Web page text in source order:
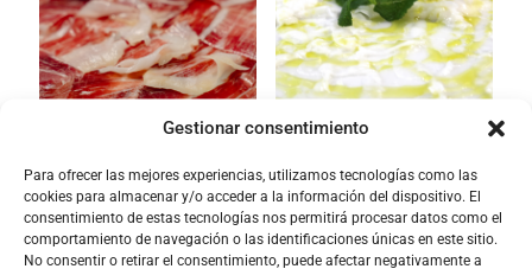
Gestionar consentimiento
Para ofrecer las mejores experiencias, utilizamos tecnologías como las
cookies para almacenar y/o acceder a la información del dispositivo. El
consentimiento de estas tecnologías nos permitirá procesar datos como el
comportamiento de navegación o las identificaciones únicas en este sitio.
No consentir o retirar el consentimiento, puede afectar negativamente a
Jamón Ibérico bellota Carpaccio de vieiras